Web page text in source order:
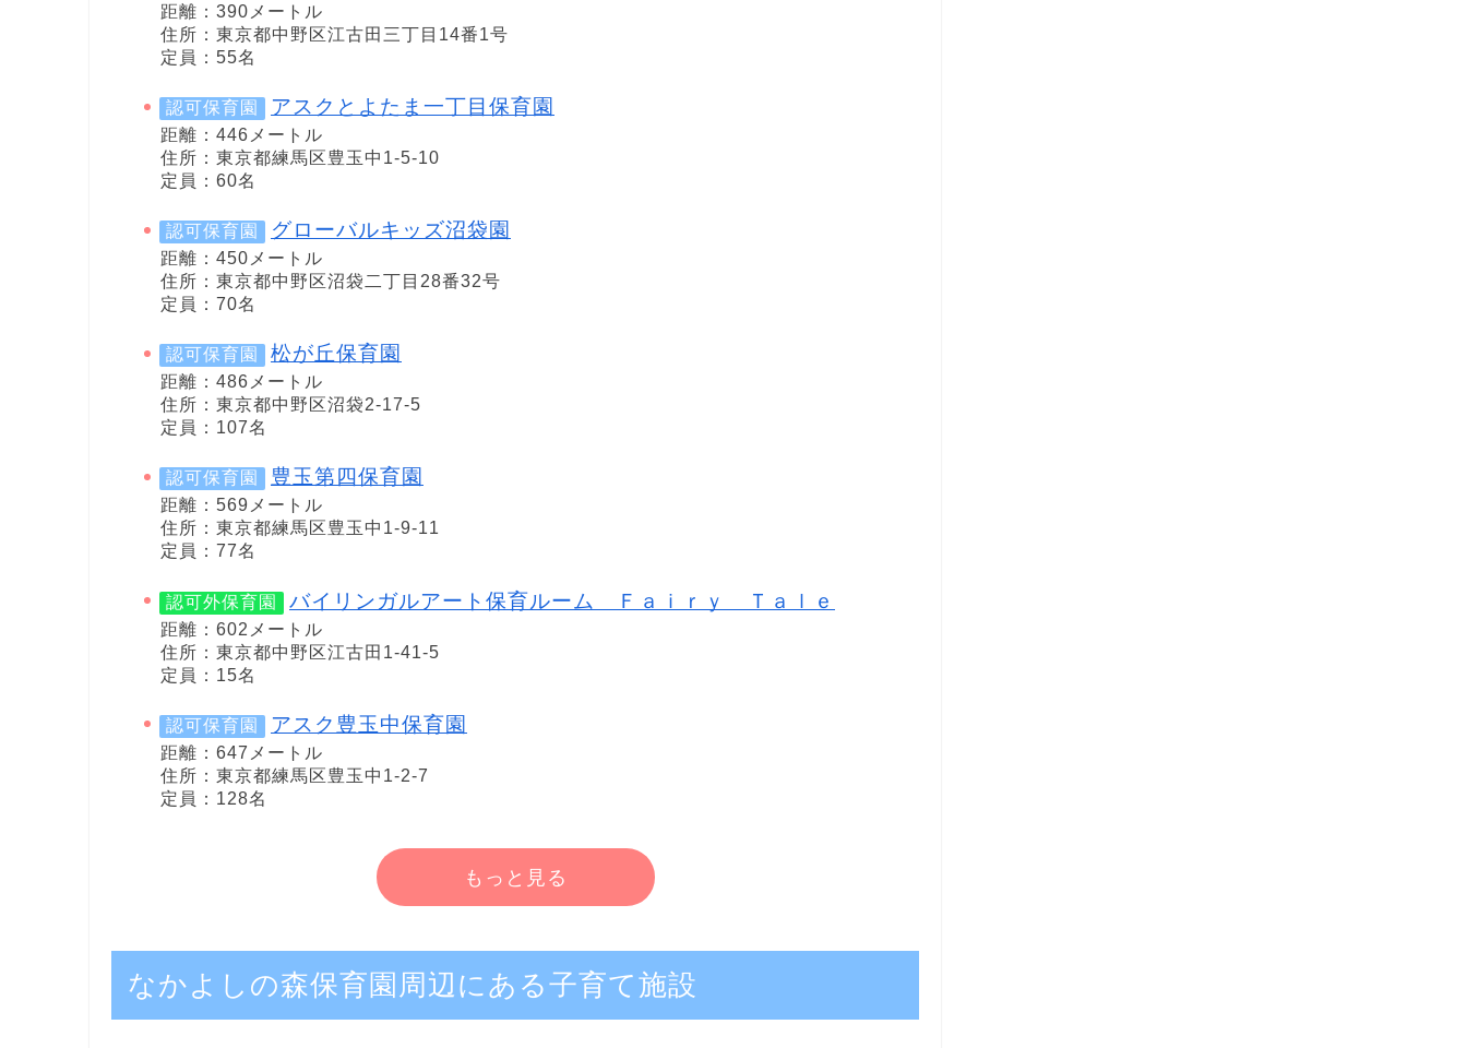
距離：390メートル
住所：東京都中野区江古田三丁目14番1号
定員：55名
認可保育園 アスクとよたま一丁目保育園
距離：446メートル
住所：東京都練馬区豊玉中1-5-10
定員：60名
認可保育園 グローバルキッズ沼袋園
距離：450メートル
住所：東京都中野区沼袋二丁目28番32号
定員：70名
認可保育園 松が丘保育園
距離：486メートル
住所：東京都中野区沼袋2-17-5
定員：107名
認可保育園 豊玉第四保育園
距離：569メートル
住所：東京都練馬区豊玉中1-9-11
定員：77名
認可外保育園 バイリンガルアート保育ルーム Ｆａｉｒｙ Ｔａｌｅ
距離：602メートル
住所：東京都中野区江古田1-41-5
定員：15名
認可保育園 アスク豊玉中保育園
距離：647メートル
住所：東京都練馬区豊玉中1-2-7
定員：128名
もっと見る
なかよしの森保育園周辺にある子育て施設